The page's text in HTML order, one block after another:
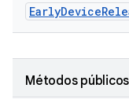
EarlyDevice
Métodos públicos